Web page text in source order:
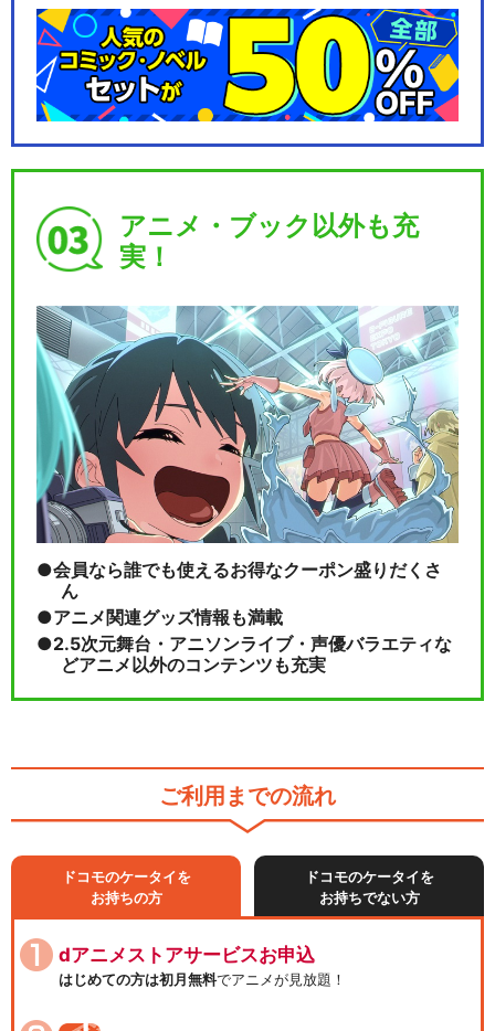
アニメ・ブック以外も充
実！
会員なら誰でも使えるお得なクーポン盛りだくさ
ん
アニメ関連グッズ情報も満載
2.5次元舞台・アニソンライブ・声優バラエティな
どアニメ以外のコンテンツも充実
ご利用までの流れ
ドコモのケータイを
お持ちの方
ドコモのケータイを
お持ちでない方
dアニメストアサービスお申込
はじめての方は初月無料でアニメが見放題！